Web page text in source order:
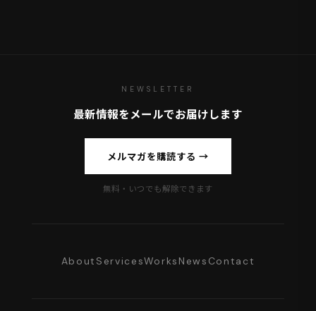
NEWSLETTER
最新情報をメールでお届けします
メルマガを購読する →
無料・いつでも解除できます
About ServicesWorks News Contact